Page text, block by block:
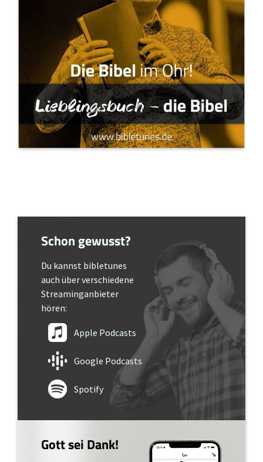
Schon gewusst?
Du kannst bibletunes
auch über verschiedene
Streaminganbieter
hören:
Apple Podcasts
Google Podcasts
Spotify
Gott sei Dank!